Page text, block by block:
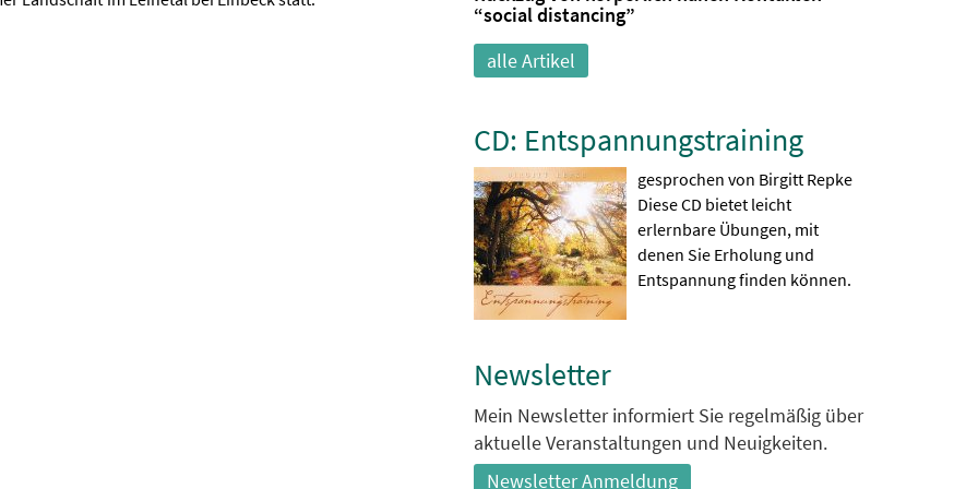
“social distancing”
alle Artikel
CD: Entspannungstraining
gesprochen von Birgitt Repke
Diese CD bietet leicht
erlernbare Übungen, mit
denen Sie Erholung und
Entspannung finden können.
Newsletter
Mein Newsletter informiert Sie regelmäßig über
aktuelle Veranstaltungen und Neuigkeiten.
Newsletter Anmeldung